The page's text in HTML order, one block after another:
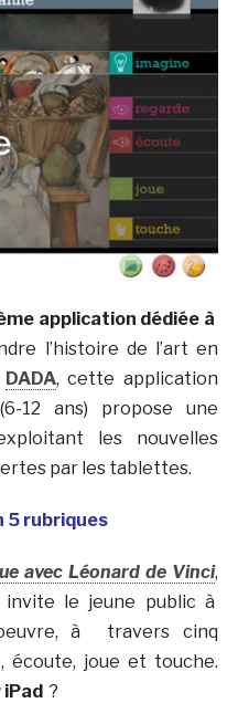
application dédiée à
l’histoire de l’art en
DADA, cette application
12 ans) propose une
les nouvelles
par les tablettes.
5 rubriques
avec Léonard de Vinci,
le jeune public à
à travers cinq
écoute, joue et touche.
iPad?